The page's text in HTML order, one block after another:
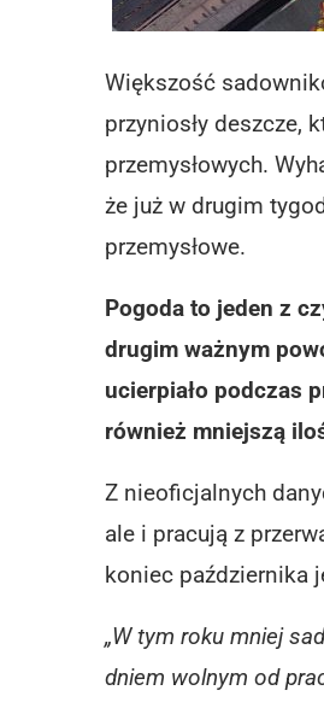
Większość
przyniosły deszcze,
przemysłowych.
że już w drugim
przemysłowe.
Pogoda to jeden z
drugim ważnym
ucierpiało podczas
również mniejszą
Z nieoficjalnych
ale i pracują z
koniec października
„W tym roku mniej
dniem wolnym od